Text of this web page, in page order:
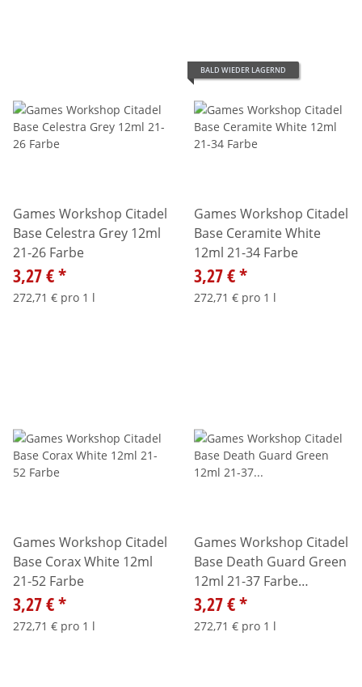
Games Workshop Citadel
Base Celestra Grey 12ml
21-26 Farbe
3,27 €*
272,71 € pro 1 l
BALD WIEDER LAGERND
Games Workshop Citadel
Base Ceramite White
12ml 21-34 Farbe
3,27 €*
272,71 € pro 1 l
Games Workshop Citadel
Base Corax White 12ml
21-52 Farbe
3,27 €*
272,71 € pro 1 l
Games Workshop Citadel
Base Death Guard Green
12ml 21-37 Farbe
9918995024206
3,27 €*
272,71 € pro 1 l